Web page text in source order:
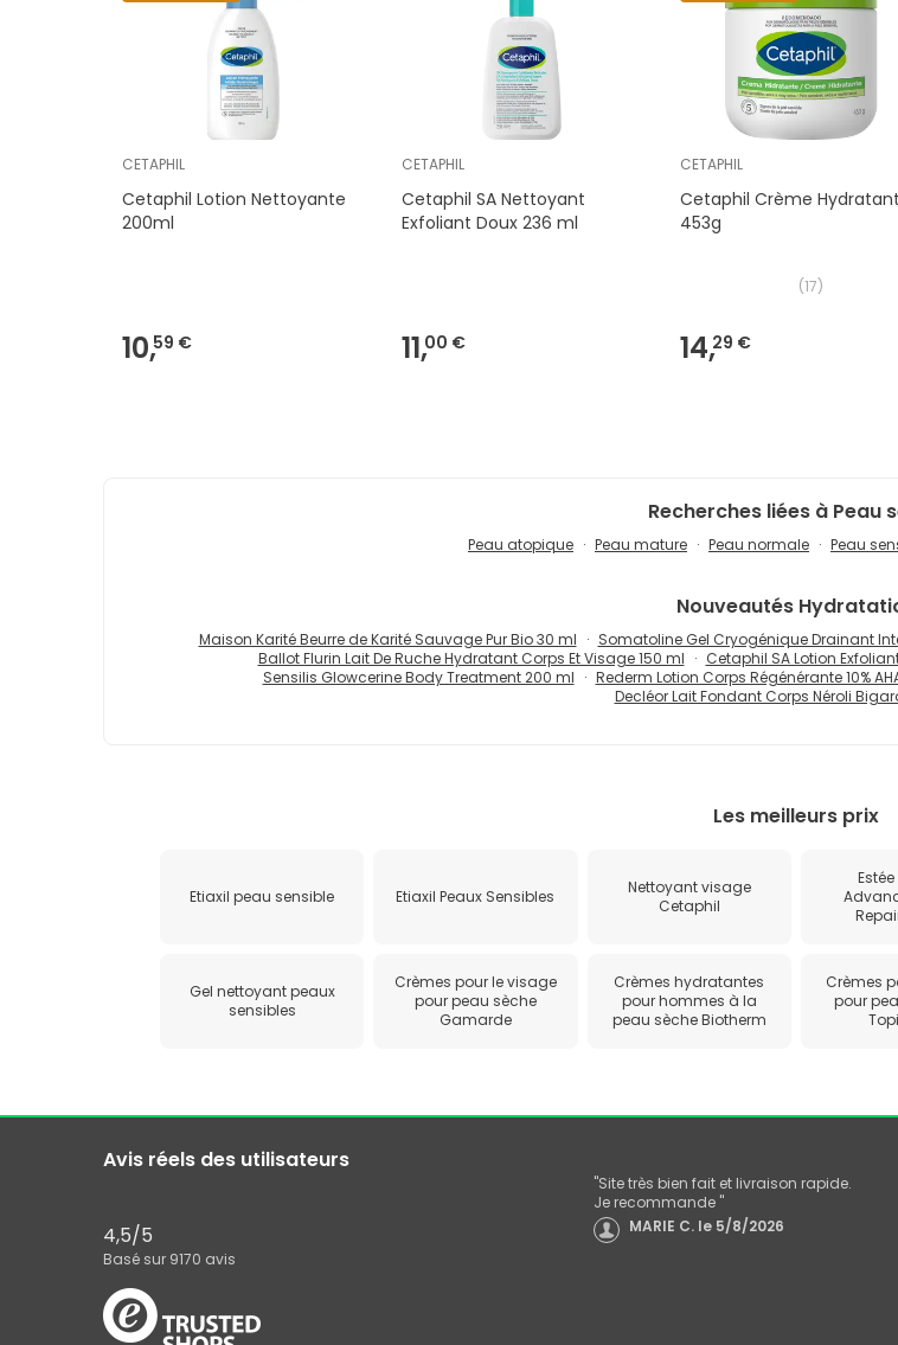
CETAPHIL
Cetaphil Lotion Nettoyante
200ml
10,59 €
CETAPHIL
Cetaphil SA Nettoyant
Exfoliant Doux 236 ml
11,00 €
CETAPHIL
Cetaphil Crème
453g
(17)
14,29 €
Recherches liées à Peau
Peau atopique Peau mature Peau normale Peau
Nouveautés
Maison Karité Beurre de Karité Sauvage Pur Bio 30 ml Somatoline Gel Cryogénique Drainant
Ballot Flurin Lait De Ruche Hydratant Corps Et Visage 150 ml
Cetaphil SA Lotion
Sensilis Glowcerine Body Treatment 200 ml
Rederm Lotion Corps Régénérante 10%
Decléor Lait Fondant Corps Néroli
Les meilleurs prix
Etiaxil peau sensible Etiaxil Peaux Sensibles
Nettoyant visage
Cetaphil
Gel nettoyant peaux
sensibles
Crèmes pour le visage
pour peau sèche
Gamarde
Crèmes hydratantes
pour hommes à la
peau sèche Biotherm
Crèmes
pour
Avis réels des utilisateurs
4,5/5
Basé sur 9170 avis
"Site très bien fait et livraison rapide.
Je recommande "
MARIE C. le 5/8/2026